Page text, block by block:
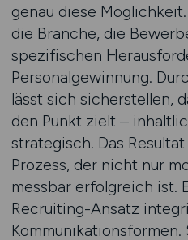
genau diese
die Branche, die
spezifischen
Personalgewinnung.
lässt sich sicherstellen,
den Punkt zielt –
strategisch. Das
Prozess, der nicht nur
messbar erfolgreich ist.
Recruiting-Ansatz
Kommunikationsformen.